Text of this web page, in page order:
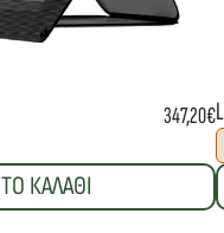
347,20€
ΚΑΛΑΘΙ